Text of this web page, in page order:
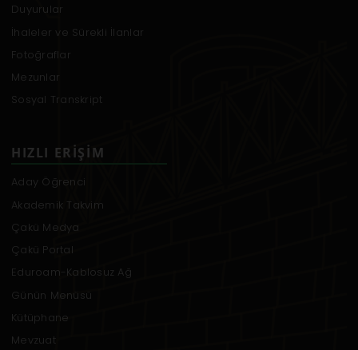
Duyurular
İhaleler ve Sürekli İlanlar
Fotoğraflar
Mezunlar
Sosyal Transkript
HIZLI ERIŞIM
Aday Öğrenci
Akademik Takvim
Çakü Medya
Çakü Portal
Eduroam-Kablosuz Ağ
Günün Menüsü
Kütüphane
Mevzuat